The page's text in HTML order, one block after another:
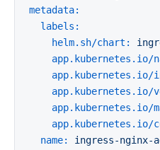
metadata:
labels:
helm.sh/chart:
app.kubernetes.io/
app.kubernetes.io/
app.kubernetes.io/
app.kubernetes.io/
app.kubernetes.io/
name:
ingress-nginx-